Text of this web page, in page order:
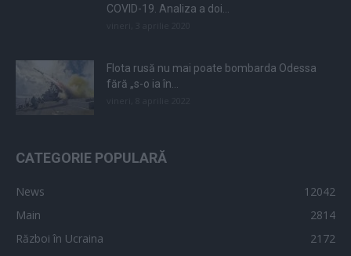
COVID-19. Analiza a doi...
Flota rusă nu mai poate bombarda Odessa
fără „s-o ia în...
CATEGORIE POPULARĂ
News
12042
Main
2814
Război în Ucraina
2172